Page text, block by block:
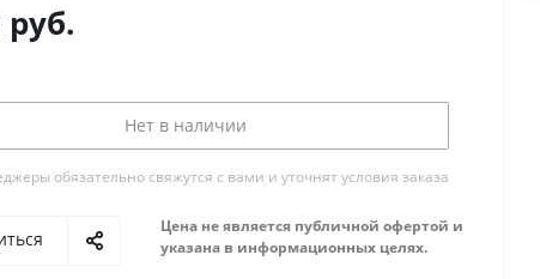
руб.
Нет в наличии
обязательно свяжутся с вами и уточнят условия заказа
Цена не является публичной офертой и
указана в информационных целях.